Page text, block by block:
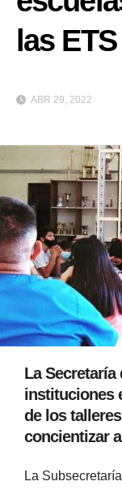
las ETS
ABR 29, 2022
La Secretaría
instituciones
de los
concientizar
La